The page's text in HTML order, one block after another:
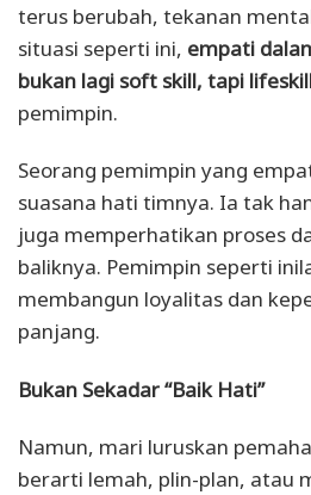
terus berubah, tekanan
situasi seperti ini, empati
bukan lagi soft skill, tapi
pemimpin.
Seorang pemimpin yang
suasana hati timnya. Ia tak
juga memperhatikan proses
baliknya. Pemimpin seperti
membangun loyalitas dan
panjang.
Bukan Sekadar “Baik Hati”
Namun, mari luruskan
berarti lemah, plin-plan, atau